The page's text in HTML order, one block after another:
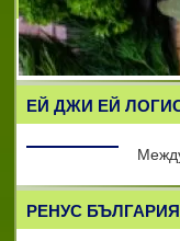
ЕЙ ДЖИ ЕЙ
РЕНУС